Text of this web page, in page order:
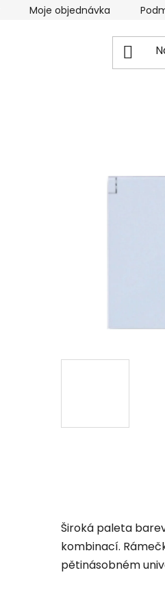
Moje objednávka
Široká paleta
kombinací.
pětinásobném